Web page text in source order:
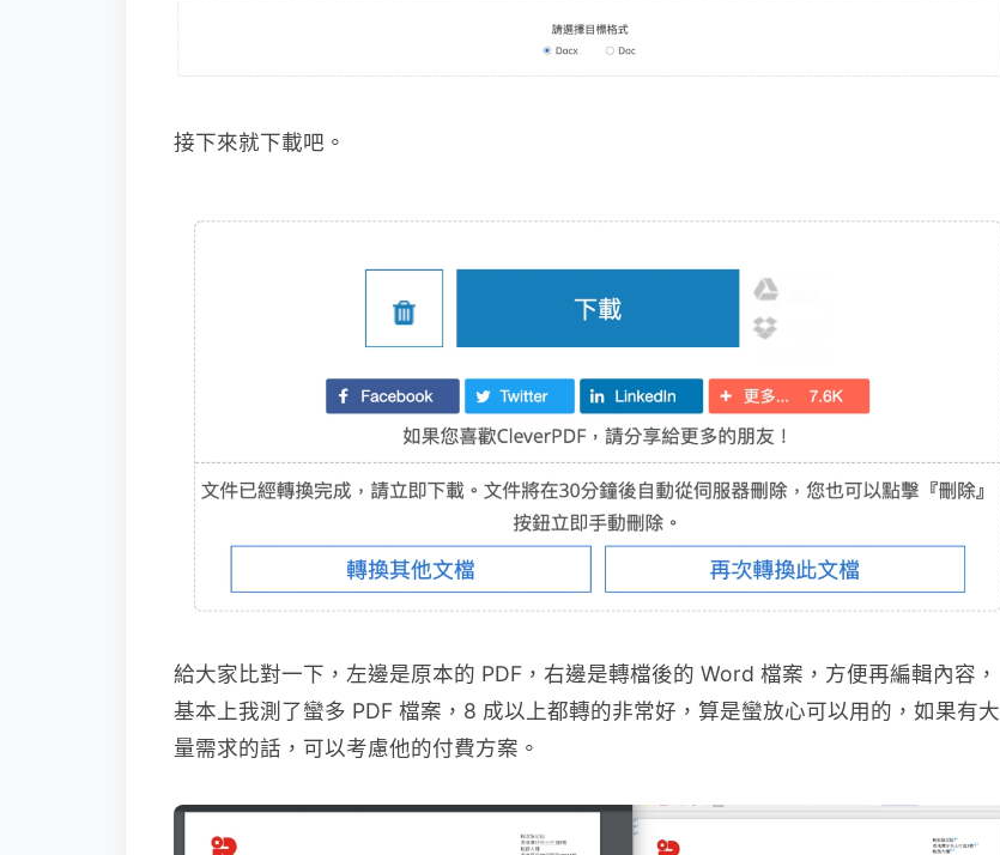
接下來就下載吧。
給大家比對一下，左邊是原本的 PDF，右邊是轉檔後的 Word 檔案，方便再編輯內容，
基本上我測了蠻多 PDF 檔案，8 成以上都轉的非常好，算是蠻放心可以用的，如果有大
量需求的話，可以考慮他的付費方案。